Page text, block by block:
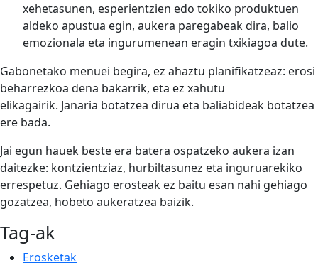
xehetasunen, esperientzien edo tokiko produktuen
aldeko apustua egin, aukera paregabeak dira, balio
emozionala eta ingurumenean eragin txikiagoa dute.
Gabonetako menuei begira, ez ahaztu planifikatzeaz: erosi
beharrezkoa dena bakarrik, eta ez xahutu
elikagairik. Janaria botatzea dirua eta baliabideak botatzea
ere bada.
Jai egun hauek beste era batera ospatzeko aukera izan
daitezke: kontzientziaz, hurbiltasunez eta inguruarekiko
errespetuz. Gehiago erosteak ez baitu esan nahi gehiago
gozatzea, hobeto aukeratzea baizik.
Tag-ak
Erosketak